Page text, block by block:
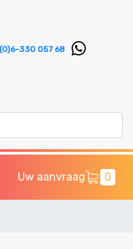
330 057 68
Uw aanvraag 0